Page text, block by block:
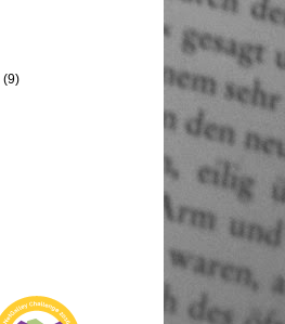
(9)